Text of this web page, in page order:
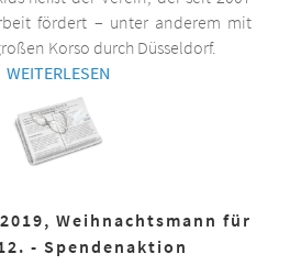
fördert – unter anderem mit
Korso durch Düsseldorf.
WEITERLESEN
Weihnachtsmann für
- Spendenaktion